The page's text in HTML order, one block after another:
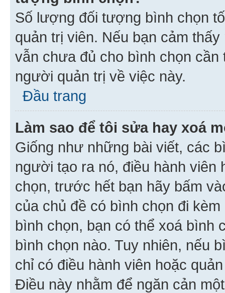
Số lượng đối tượng bình chọn
quản trị viên. Nếu bạn cảm
vẫn chưa đủ cho bình chọn
người quản trị về việc này.
Đầu trang
Làm sao để tôi sửa hay xoá
Giống như những bài viết, các
người tạo ra nó, điều hành
chọn, trước hết bạn hãy bấm
của chủ đề có bình chọn đi
bình chọn, bạn có thể xoá bình
bình chọn nào. Tuy nhiên, nếu
chỉ có điều hành viên hoặc
Điều này nhằm để ngăn cản